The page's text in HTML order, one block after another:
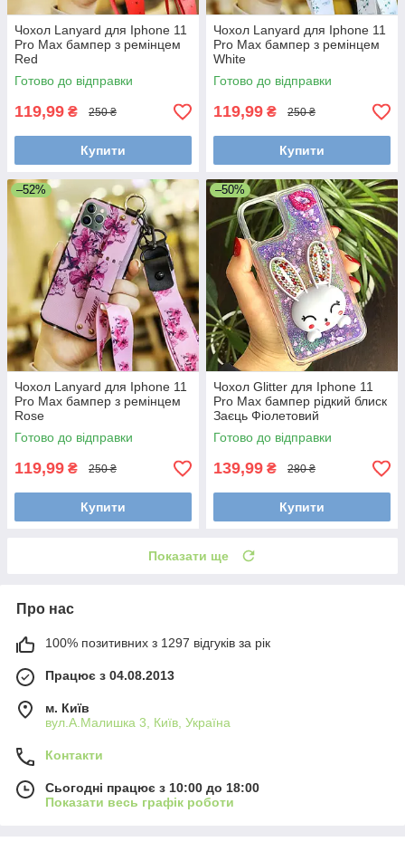
Чохол Lanyard для Iphone 11
Pro Max бампер з ремінцем
Red
Готово до відправки
119,99 ₴ 250 ₴
Купити
Чохол Lanyard для Iphone 11
Pro Max бампер з ремінцем
White
Готово до відправки
119,99 ₴ 250 ₴
Купити
–52%
Чохол Lanyard для Iphone 11
Pro Max бампер з ремінцем
Rose
Готово до відправки
119,99 ₴ 250 ₴
Купити
–50%
Чохол Glitter для Iphone 11
Pro Max бампер рідкий блиск
Заєць Фіолетовий
Готово до відправки
139,99 ₴ 280 ₴
Купити
Показати ще
Про нас
100% позитивних з 1297 відгуків за рік
Працює з 04.08.2013
м. Київ
вул.А.Малишка 3, Київ, Україна
Контакти
Сьогодні працює з 10:00 до 18:00
Показати весь графік роботи